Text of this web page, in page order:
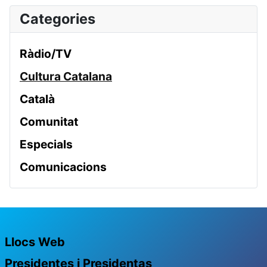
Categories
Ràdio/TV
Cultura Catalana
Català
Comunitat
Especials
Comunicacions
Llocs Web
Presidentes i Presidentas